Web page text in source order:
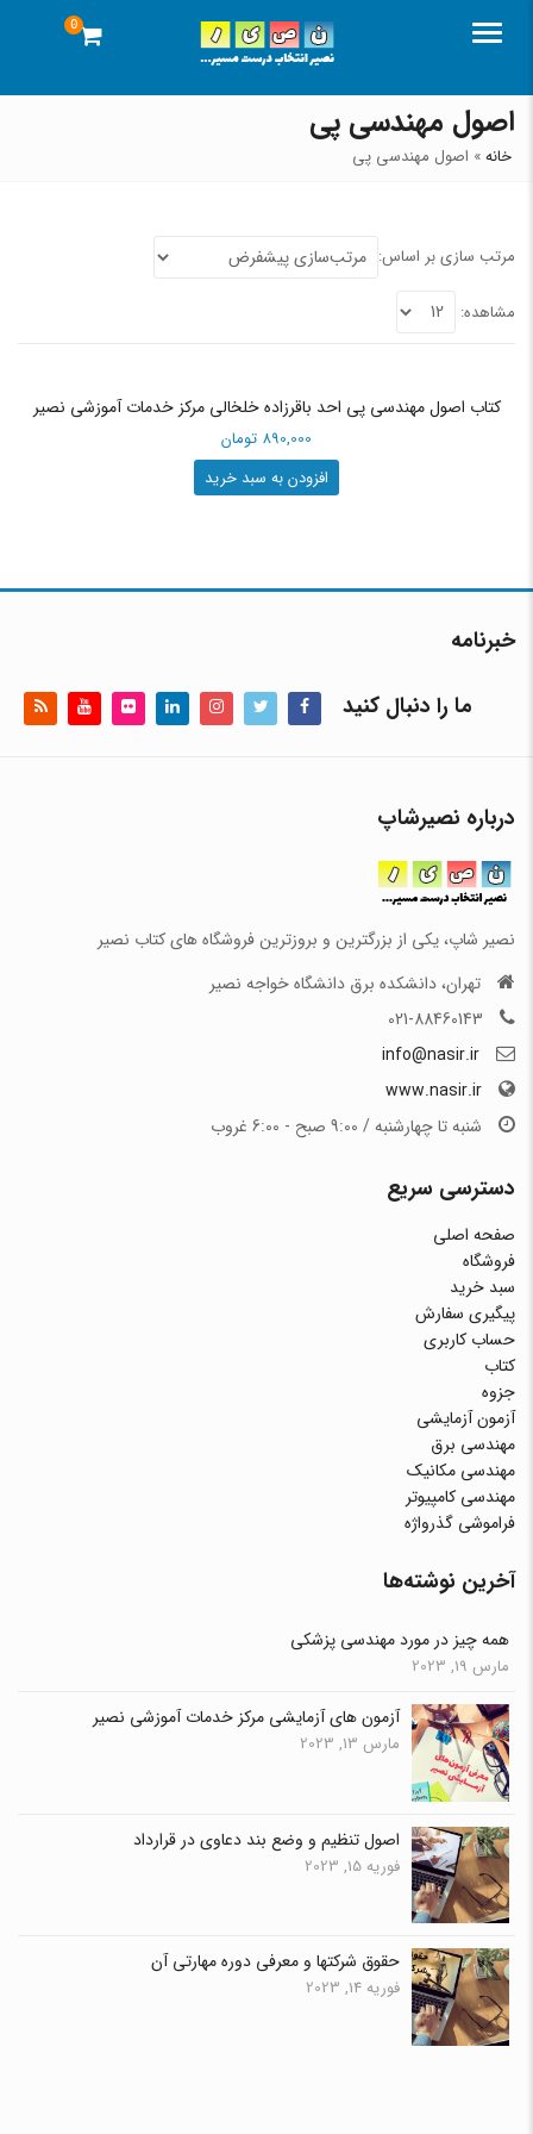
منو 0
اصول مهندسی پی
خانه» اصول مهندسی پی
مرتب سازی بر اساس:
مشاهده:
کتاب اصول مهندسی پی احد باقرزاده خلخالی مرکز خدمات آموزشی نصیر
890,000 تومان
افزودن به سبد خرید
خبرنامه
ما را دنبال کنید
درباره نصیرشاپ
نصیر شاپ، یکی از بزرگترین و بروزترین فروشگاه های کتاب نصیر
تهران، دانشکده برق دانشگاه خواجه نصیر
021-88460143
info@nasir.ir
www.nasir.ir
شنبه تا چهارشنبه / 9:00 صبح - 6:00 غروب
دسترسی سریع
صفحه اصلی
فروشگاه
سبد خرید
پیگیری سفارش
حساب کاربری
کتاب
جزوه
آزمون آزمایشی
مهندسی برق
مهندسی مکانیک
مهندسی کامپیوتر
فراموشی گذرواژه
آخرین نوشته‌ها
همه چیز در مورد مهندسی پزشکی
مارس 19, 2023
آزمون های آزمایشی مرکز خدمات آموزشی نصیر
مارس 13, 2023
اصول تنظیم و وضع بند دعاوی در قرارداد
فوریه 15, 2023
حقوق شرکتها و معرفی دوره مهارتی آن
فوریه 14, 2023